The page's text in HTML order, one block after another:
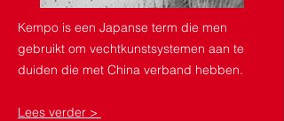
Kempo is een Japanse term die men
gebruikt om vechtkunstsystemen aan te
duiden die met China verband hebben.
Lees verder >